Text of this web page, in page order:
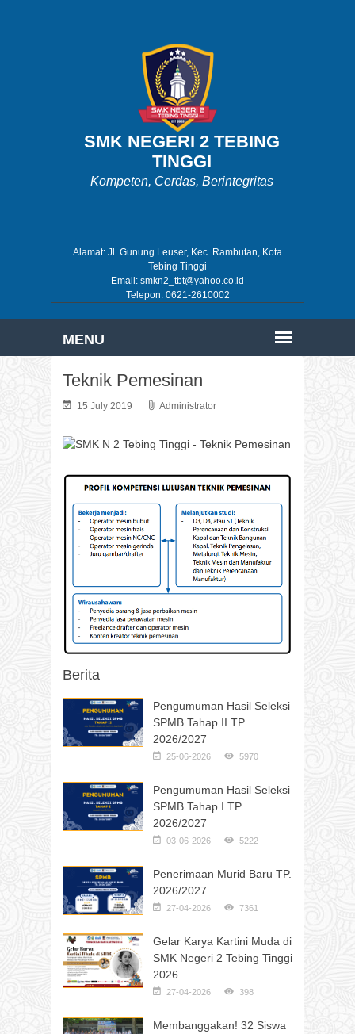
SMK NEGERI 2 TEBING
TINGGI
Kompeten, Cerdas, Berintegritas
Alamat: Jl. Gunung Leuser, Kec. Rambutan, Kota
Tebing Tinggi
Email: smkn2_tbt@yahoo.co.id
Telepon: 0621-2610002
Teknik Pemesinan
15 July 2019 Administrator
Berita
Pengumuman Hasil Seleksi
SPMB Tahap II TP.
2026/2027
25-06-2026 5970
Pengumuman Hasil Seleksi
SPMB Tahap I TP.
2026/2027
03-06-2026 5222
Penerimaan Murid Baru TP.
2026/2027
27-04-2026 7361
Gelar Karya Kartini Muda di
SMK Negeri 2 Tebing Tinggi
2026
27-04-2026 398
Membanggakan! 32 Siswa